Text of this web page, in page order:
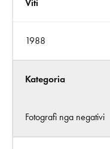
Viti
1988
Kategoria
Fotografi nga negativi